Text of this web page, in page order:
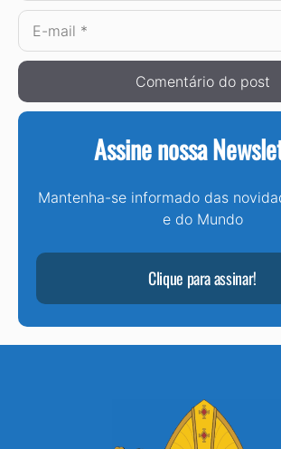
E-
mail
Assine nossa
Mantenha-se informado das
e do Mundo
Clique para assinar!